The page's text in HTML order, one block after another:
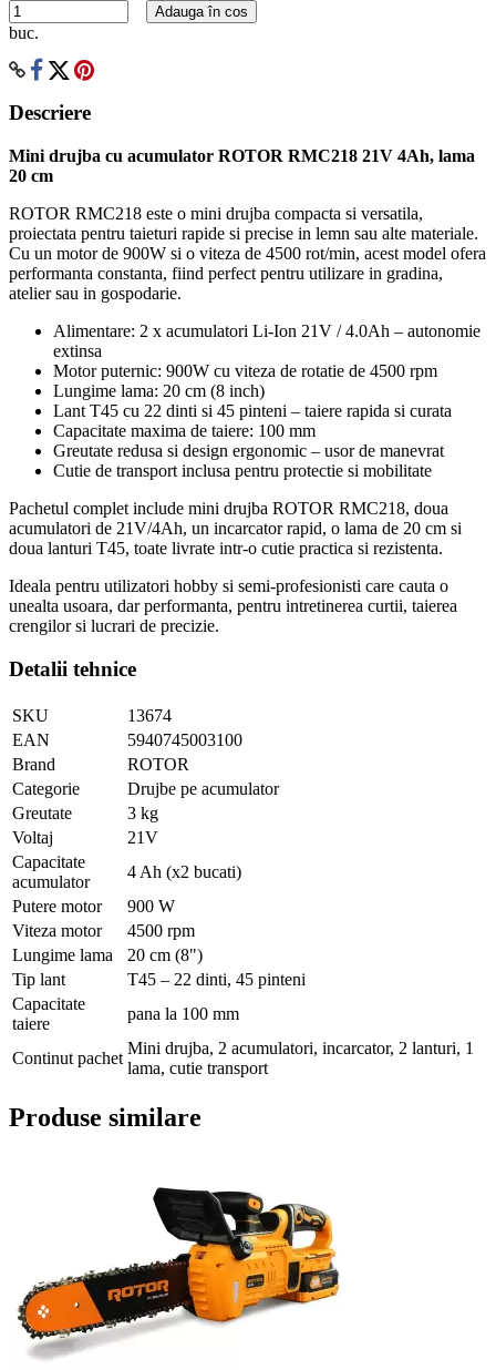
buc.
Adauga în cos
Descriere
Mini drujba cu acumulator ROTOR RMC218 21V 4Ah, lama
20 cm
ROTOR RMC218 este o mini drujba compacta si versatila,
proiectata pentru taieturi rapide si precise in lemn sau alte materiale.
Cu un motor de 900W si o viteza de 4500 rot/min, acest model ofera
performanta constanta, fiind perfect pentru utilizare in gradina,
atelier sau in gospodarie.
Alimentare: 2 x acumulatori Li-Ion 21V / 4.0Ah – autonomie
extinsa
Motor puternic: 900W cu viteza de rotatie de 4500 rpm
Lungime lama: 20 cm (8 inch)
Lant T45 cu 22 dinti si 45 pinteni – taiere rapida si curata
Capacitate maxima de taiere: 100 mm
Greutate redusa si design ergonomic – usor de manevrat
Cutie de transport inclusa pentru protectie si mobilitate
Pachetul complet include mini drujba ROTOR RMC218, doua
acumulatori de 21V/4Ah, un incarcator rapid, o lama de 20 cm si
doua lanturi T45, toate livrate intr-o cutie practica si rezistenta.
Ideala pentru utilizatori hobby si semi-profesionisti care cauta o
unealta usoara, dar performanta, pentru intretinerea curtii, taierea
crengilor si lucrari de precizie.
Detalii tehnice
SKU
13674
EAN
5940745003100
Brand
ROTOR
Categorie
Drujbe pe acumulator
Greutate
3 kg
Voltaj
21V
Capacitate
acumulator
4 Ah (x2 bucati)
Putere motor
900 W
Viteza motor
4500 rpm
Lungime lama
20 cm (8")
Tip lant
T45 – 22 dinti, 45 pinteni
Capacitate
taiere
pana la 100 mm
Continut pachet
Mini drujba, 2 acumulatori, incarcator, 2 lanturi, 1
lama, cutie transport
Produse similare